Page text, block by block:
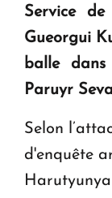
" Tant qu'il
question
KASA : 30
Service de
Gueorgui
balle
Paruyr
Selon
d'enquête